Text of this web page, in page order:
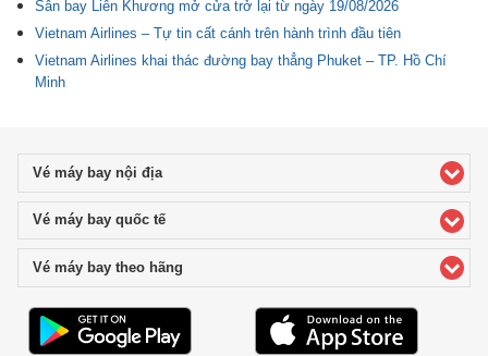
Sân bay Liên Khương mở cửa trở lại từ ngày 19/08/2026
Vietnam Airlines – Tự tin cất cánh trên hành trình đầu tiên
Vietnam Airlines khai thác đường bay thẳng Phuket – TP. Hồ Chí
Minh
Vé máy bay nội địaclick to expand contents
Vé máy bay quốc tếclick to expand contents
Vé máy bay theo hãng